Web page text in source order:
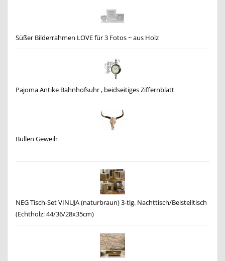
Süßer Bilderrahmen LOVE für 3 Fotos ~ aus Holz
Pajoma Antike Bahnhofsuhr , beidseitiges Ziffernblatt
Bullen Geweih
NEG Tisch-Set VINUJA (naturbraun) 3-tlg. Nachttisch/Beistelltisch
(Echtholz: 44/36/28x35cm)